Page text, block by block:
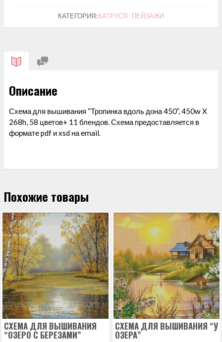
СХЕМА
ДЛЯ
КАТЕГОРИЯ:КАТРУСЯ - ПЕЙЗАЖИ
Описание
Схема для вышивания “Тропинка вдоль дона 450”, 450w X
268h, 58 цветов+ 11 блендов. Схема предоставляется в
формате pdf и xsd на email.
Похожие товары
СХЕМА ДЛЯ ВЫШИВАНИЯ
“ОЗЕРО С БЕРЕЗАМИ”
СХЕМА ДЛЯ ВЫШИВАНИЯ “У
ОЗЕРА”